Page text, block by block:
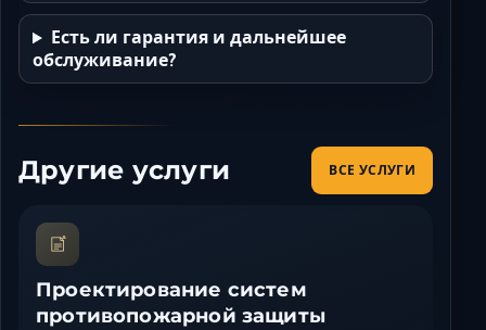
Есть ли гарантия и дальнейшее
обслуживание?
Другие услуги ВСЕ УСЛУГИ
Проектирование систем
противопожарной защиты